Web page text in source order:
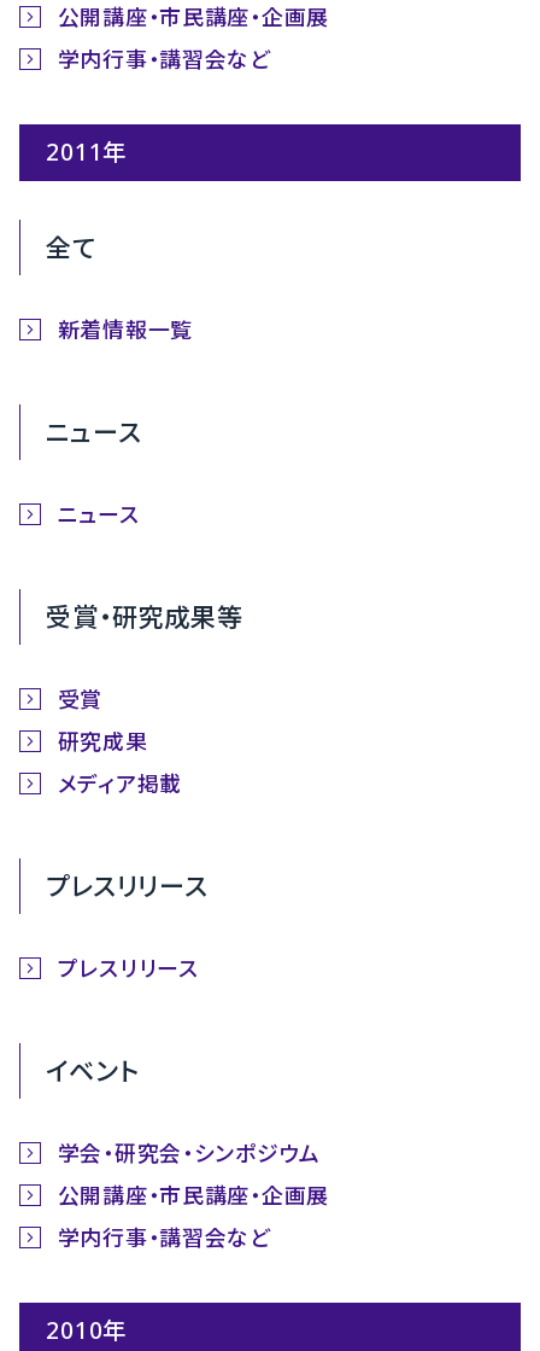
公開講座・市民講座・企画展
学内行事・講習会など
2011年
全て
新着情報一覧
ニュース
ニュース
受賞・研究成果等
受賞
研究成果
メディア掲載
プレスリリース
プレスリリース
イベント
学会・研究会・シンポジウム
公開講座・市民講座・企画展
学内行事・講習会など
2010年